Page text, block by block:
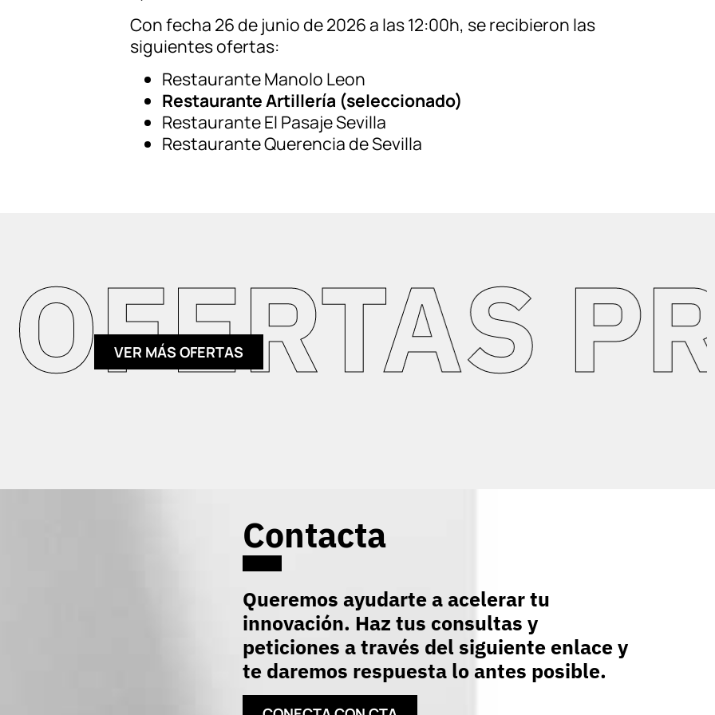
Con fecha 26 de junio de 2026 a las 12:00h, se recibieron las
siguientes ofertas:
Restaurante Manolo Leon
Restaurante Artillería (seleccionado)
Restaurante El Pasaje Sevilla
Restaurante Querencia de Sevilla
VER MÁS OFERTAS
Contacta
Queremos ayudarte a acelerar tu
innovación. Haz tus consultas y
peticiones a través del siguiente enlace y
te daremos respuesta lo antes posible.